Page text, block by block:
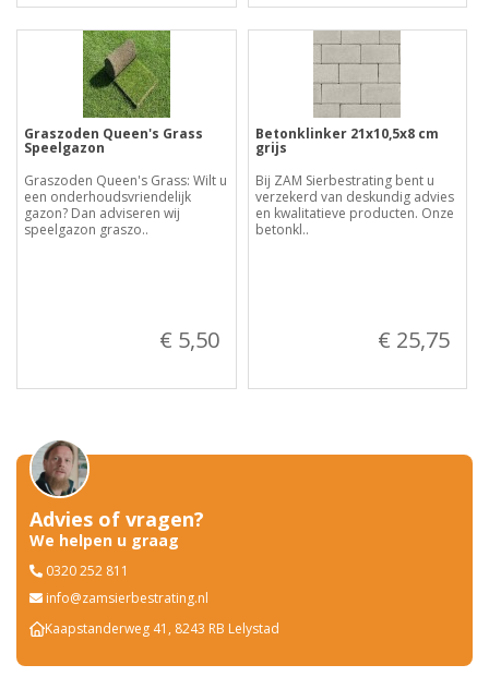
Graszoden Queen's Grass
Speelgazon
Graszoden Queen's Grass: Wilt u
een onderhoudsvriendelijk
gazon? Dan adviseren wij
speelgazon graszo..
€ 5,50
Betonklinker 21x10,5x8 cm
grijs
Bij ZAM Sierbestrating bent u
verzekerd van deskundig advies
en kwalitatieve producten. Onze
betonkl..
€ 25,75
Advies of vragen?
We helpen u graag
0320 252 811
info@zamsierbestrating.nl
Kaapstanderweg 41, 8243 RB Lelystad